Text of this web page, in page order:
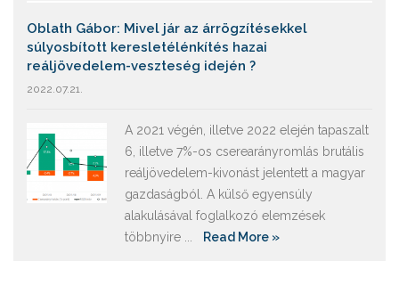
Oblath Gábor: Mivel jár az árrögzítésekkel
súlyosbított keresletélénkítés hazai
reáljövedelem-veszteség idején ?
2022.07.21.
A 2021 végén, illetve 2022 elején tapaszalt
6, illetve 7%-os cserearányromlás brutális
reáljövedelem-kivonást jelentett a magyar
gazdaságból. A külső egyensúly
alakulásával foglalkozó elemzések
többnyire ...
Read More »